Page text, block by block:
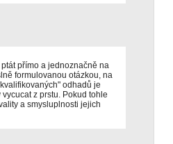
přímo a jednoznačně na
formulovanou otázkou, na
odhadů je
z prstu. Pokud tohle
a smysluplnosti jejich